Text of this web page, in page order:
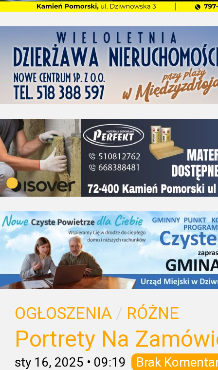
OGŁOSZENIA / RÓŻNE
Portrety Na
sty 16, 2025 • 09:19 Brak